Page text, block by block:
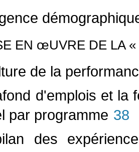
EN œUVRE DE LA «
de la
d'emplois et la
par programme 38
des